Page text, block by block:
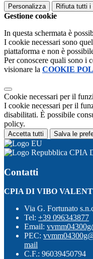
Personalizza Rifiuta tutti i
Gestione cookie
In questa schermata è
I cookie necessari sono
piattaforma e non è
Per conoscere quali sono i
visionare la COOKIE
Cookie necessari per il
I cookie necessari per il
disabilitati. È possibile
policy.
Accetta tutti Salva le
CPIA
Contatti
CPIA DI VIBO
Via G. Fortunato
Tel: +39 096343877
Email:
PEC:
mail
C.F.: 96039450794